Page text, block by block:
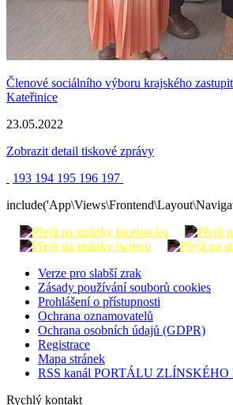
Členové sociálního výboru krajského
Kateřinice
23.05.2022
Zobrazit detail tiskové zprávy
193 194 195 196 197
Verze pro slabší zrak
Zásady používání souborů cookies
Prohlášení o přístupnosti
Ochrana oznamovatelů
Ochrana osobních údajů (GDPR)
Registrace
Mapa stránek
RSS kanál PORTÁLU ZLÍNSKÉHO
Rychlý kontakt